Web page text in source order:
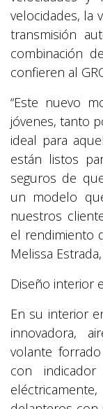
velocidades, la
transmisión
combinación
confieren al
“Este nuevo
jóvenes, tanto
ideal para
están listos
seguros de
un modelo
nuestros
el rendimiento
Melissa
Diseño interior
En su interior
innovadora,
volante
con